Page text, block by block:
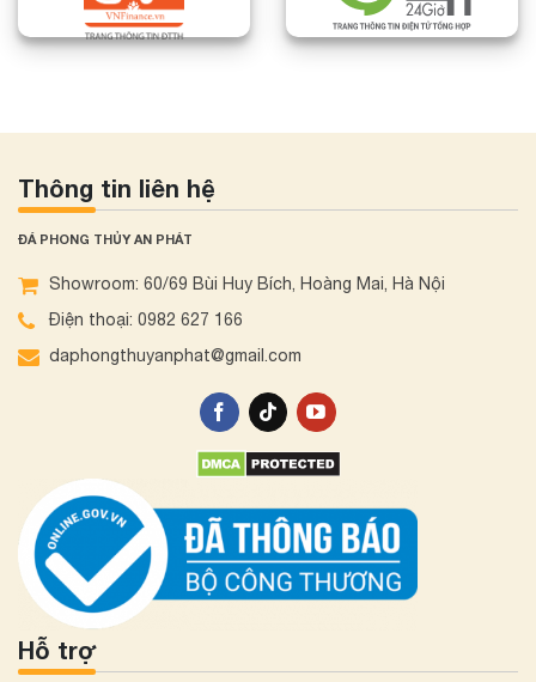
Thông tin liên hệ
ĐÁ PHONG THỦY AN PHÁT
Showroom: 60/69 Bùi Huy Bích, Hoàng Mai, Hà Nội
Điện thoại: 0982 627 166
daphongthuyanphat@gmail.com
Hỗ trợ